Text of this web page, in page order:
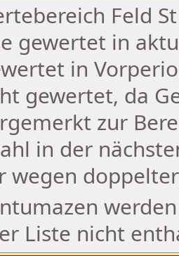
Feld
gewertet in
in
gewertet, da
zur
in der
wegen
Liste nicht